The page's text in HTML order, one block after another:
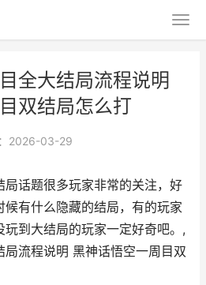
全大结局流程说明
双结局怎么打
2026-03-29
话题很多玩家非常的关注，好
有什么隐藏的结局，有的玩家
到大结局的玩家一定好奇吧。,
流程说明 黑神话悟空一周目双